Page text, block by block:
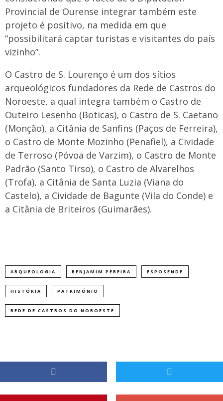
Provincial de Ourense integrar também este
projeto é positivo, na medida em que
“possibilitará captar turistas e visitantes do país
vizinho”.
O Castro de S. Lourenço é um dos sítios
arqueológicos fundadores da Rede de Castros do
Noroeste, a qual integra também o Castro de
Outeiro Lesenho (Boticas), o Castro de S. Caetano
(Monção), a Citânia de Sanfins (Paços de Ferreira),
o Castro de Monte Mozinho (Penafiel), a Cividade
de Terroso (Póvoa de Varzim), o Castro de Monte
Padrão (Santo Tirso), o Castro de Alvarelhos
(Trofa), a Citânia de Santa Luzia (Viana do
Castelo), a Cividade de Bagunte (Vila do Conde) e
a Citânia de Briteiros (Guimarães).
ARQUEOLOGIA BENJAMIM PEREIRA ESPOSENDE
HISTÓRIA PATRIMÓNIO
REDE DE CASTROS DO NOROESTE